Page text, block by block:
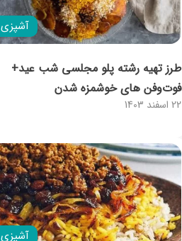
آشپزی
22 اسفند 1403
طرز تهیه رشته ‌پلو مجلسی شب عید+
فوت‌وفن‌ های خوشمزه شدن
آشپزی